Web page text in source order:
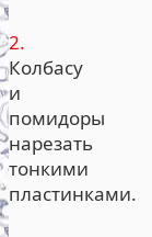
2.
Колбасу
и
помидоры
нарезать
тонкими
пластинками.